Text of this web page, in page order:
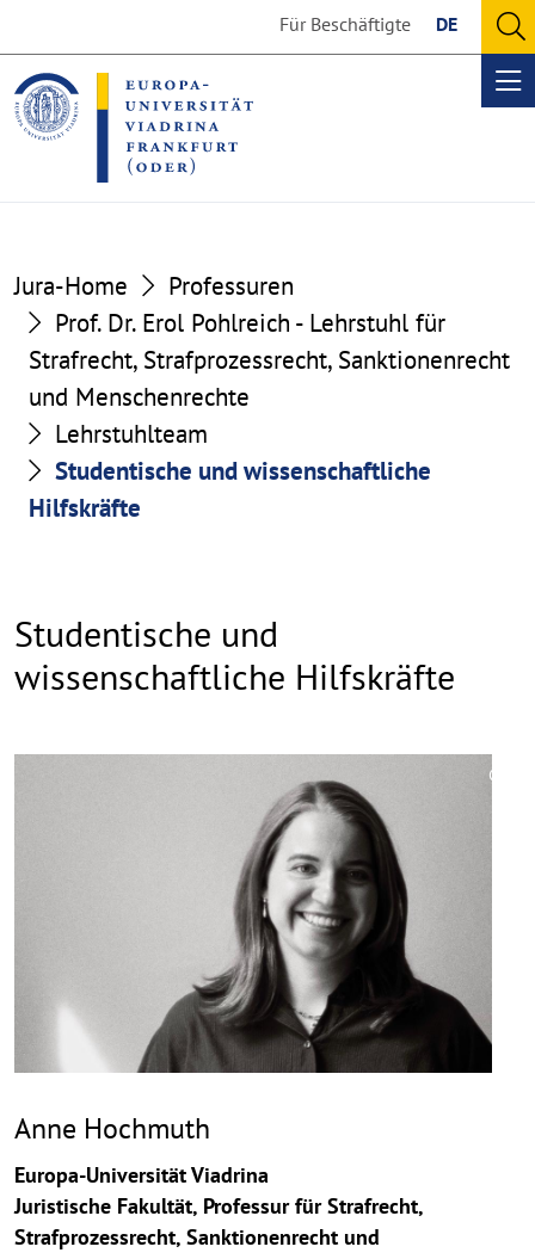
the
content
section
the
footer
section
Für Beschäftigte DE
Jura-Home
Professuren
Prof. Dr. Erol Pohlreich - Lehrstuhl für
Strafrecht, Strafprozessrecht, Sanktionenrecht
und Menschenrechte
Lehrstuhlteam
Studentische und wissenschaftliche
Hilfskräfte
Studentische und
wissenschaftliche Hilfskräfte
©
Anne Hochmuth
Europa-Universität Viadrina
Juristische Fakultät, Professur für Strafrecht,
Strafprozessrecht, Sanktionenrecht und